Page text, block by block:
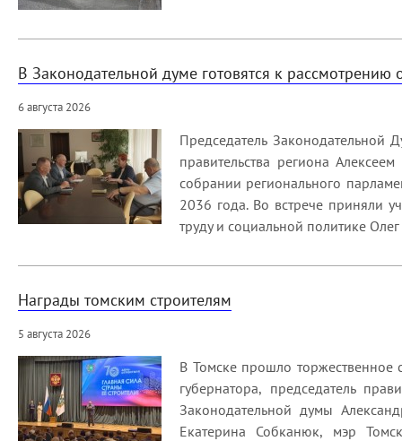
В Законодательной думе готовятся к рассмотрению
6 августа 2026
Председатель Законодательной
правительства региона
собрании регионального
2036 года. Во встрече приняли
труду и социальной политике
Награды томским строителям
5 августа 2026
В Томске прошло торжественное
губернатора, председатель
Законодательной думы
Екатерина Собканюк, мэр